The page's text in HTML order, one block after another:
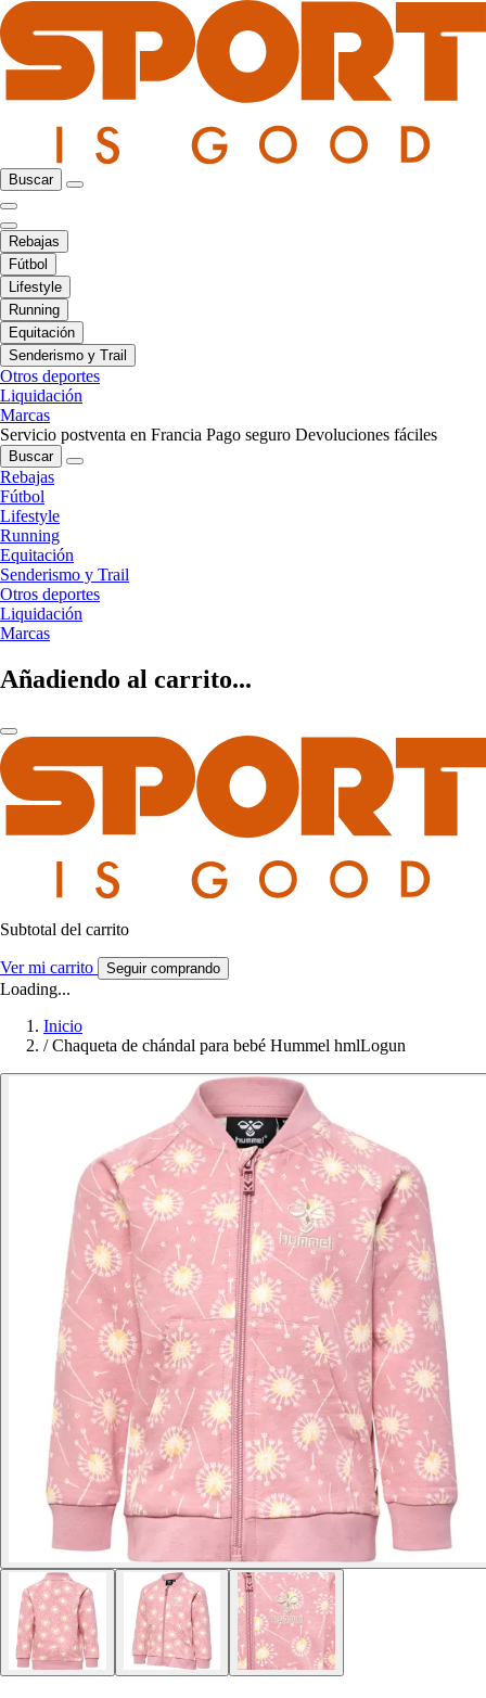
Buscar
Rebajas
Fútbol
Lifestyle
Running
Equitación
Senderismo y Trail
Otros deportes
Liquidación
Marcas
Servicio postventa en Francia Pago seguro Devoluciones fáciles
Buscar
Rebajas
Fútbol
Lifestyle
Running
Equitación
Senderismo y Trail
Otros deportes
Liquidación
Marcas
Añadiendo al carrito...
Subtotal del carrito
Ver mi carrito Seguir comprando
Loading...
Inicio
/ Chaqueta de chándal para bebé Hummel hmlLogun